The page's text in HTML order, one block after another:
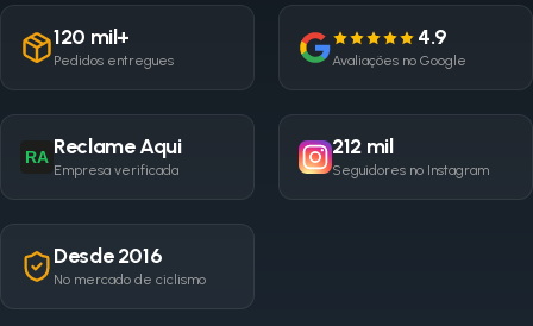
120 mil+
Pedidos entregues
4.9
Avaliações no Google
RA Reclame Aqui
Empresa verificada
212 mil
Seguidores no Instagram
Desde 2016
No mercado de ciclismo